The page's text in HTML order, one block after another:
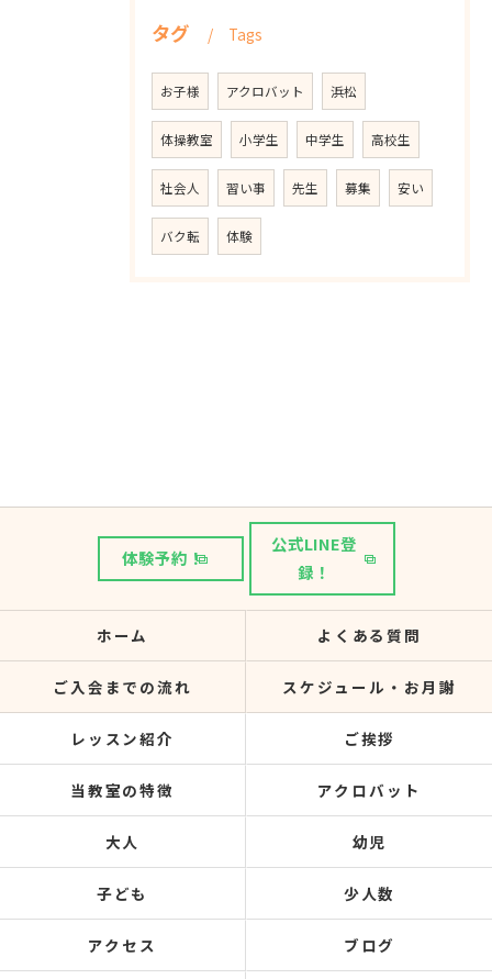
タグ Tags
お子様 アクロバット 浜松
体操教室 小学生 中学生 高校生
社会人 習い事 先生 募集 安い
バク転 体験
体験予約！
公式LINE登
録！
ホーム よくある質問
ご入会までの流れ スケジュール・お月謝
レッスン紹介 ご挨拶
当教室の特徴 アクロバット
大人 幼児
子ども 少人数
アクセス ブログ